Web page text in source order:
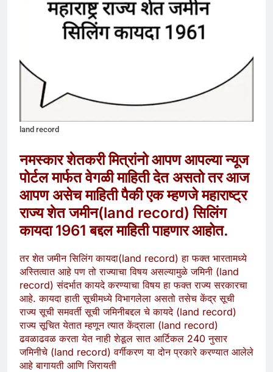
land record
नमस्कार शेतकरी मित्रांनो आपण आपल्या न्यूज
पोर्टल मार्फत वेगळी माहिती देत असतो तर आज
आपण असेच माहिती पैकी एक म्हणजे महाराष्ट्र
राज्य शेत जमीन(land record) सिलिंग
कायदा 1961 बद्दल माहिती पाहणार आहोत.
तर शेत जमीन सिलिंग कायदा(land record) हा फक्त भारतामध्ये
अस्तित्वात आहे पण तो राज्याचा विषय असल्यामुळे जमिनी (land
record) संदर्भात कायदे करण्याचा विषय हा फक्त राज्य सरकारचा
आहे. कायदा हाती सूचीमध्ये विभागलेला असतो तसेच केंद्र सूची
राज्य सूची समवर्ती सूची जमिनीबद्दल चे कायदे (land record)
राज्य सूचित येतात म्हणून त्यात केंद्राला (land record)
ढवळाढवळ करता येत नाही शेडूल सात आर्टिकल 240 नुसार
जमिनीचे (land record) वर्गीकरण या दोन प्रकारे करण्यात आलेले
आहे बागायती आणि जिरायती